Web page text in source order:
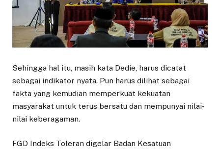
Sehingga hal itu, masih kata Dedie, harus dicatat
sebagai indikator nyata. Pun harus dilihat sebagai
fakta yang kemudian memperkuat kekuatan
masyarakat untuk terus bersatu dan mempunyai nilai-
nilai keberagaman.
FGD Indeks Toleran digelar Badan Kesatuan